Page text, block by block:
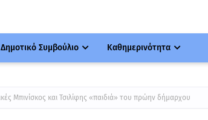
Δημοτικό Συμβούλιο Καθημερινότητα
Μπινίσκος και Τσιλίφης «παιδιά» του πρώην δήμαρχου